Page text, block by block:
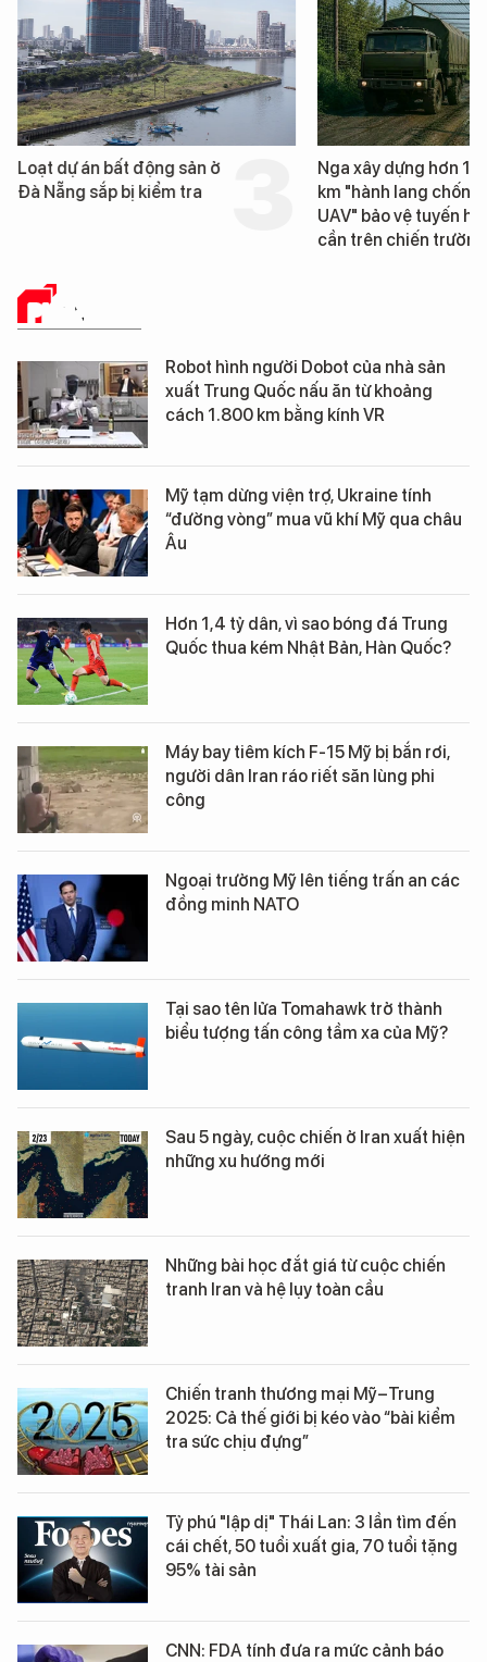
Loạt dự án bất động sản ở
Đà Nẵng sắp bị kiểm tra
Nga xây dựng hơn
km "hành lang chống
UAV" bảo vệ tuyến
cần trên chiến trường
PHÂN TÍCH
Robot hình người Dobot của nhà sản
xuất Trung Quốc nấu ăn từ khoảng
cách 1.800 km bằng kính VR
Mỹ tạm dừng viện trợ, Ukraine tính
“đường vòng” mua vũ khí Mỹ qua châu
Âu
Hơn 1,4 tỷ dân, vì sao bóng đá Trung
Quốc thua kém Nhật Bản, Hàn Quốc?
Máy bay tiêm kích F-15 Mỹ bị bắn rơi,
người dân Iran ráo riết săn lùng phi
công
Ngoại trưởng Mỹ lên tiếng trấn an các
đồng minh NATO
Tại sao tên lửa Tomahawk trở thành
biểu tượng tấn công tầm xa của Mỹ?
Sau 5 ngày, cuộc chiến ở Iran xuất hiện
những xu hướng mới
Những bài học đắt giá từ cuộc chiến
tranh Iran và hệ lụy toàn cầu
Chiến tranh thương mại Mỹ–Trung
2025: Cả thế giới bị kéo vào “bài kiểm
tra sức chịu đựng”
Tỷ phú "lập dị" Thái Lan: 3 lần tìm đến
cái chết, 50 tuổi xuất gia, 70 tuổi tặng
95% tài sản
CNN: FDA tính đưa ra mức cảnh báo